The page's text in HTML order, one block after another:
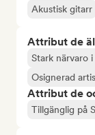
Akustisk gitarr
Attribut de
Stark närvaro
Osignerad
Attribut de
Tillgänglig på